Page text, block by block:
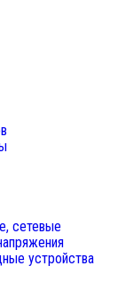
сетевые
устройства